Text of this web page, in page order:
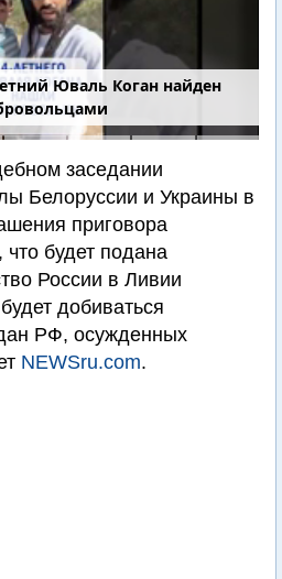
Юваль Коган найден
заседании
Белоруссии и Украины в
приговора
будет подана
России в Ливии
добиваться
РФ, осужденных
NEWSru.com.